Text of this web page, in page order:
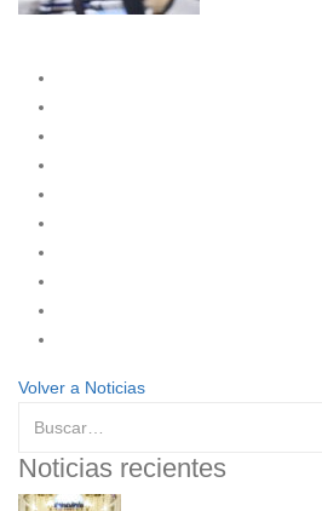
Volver a Noticias
Noticias recientes